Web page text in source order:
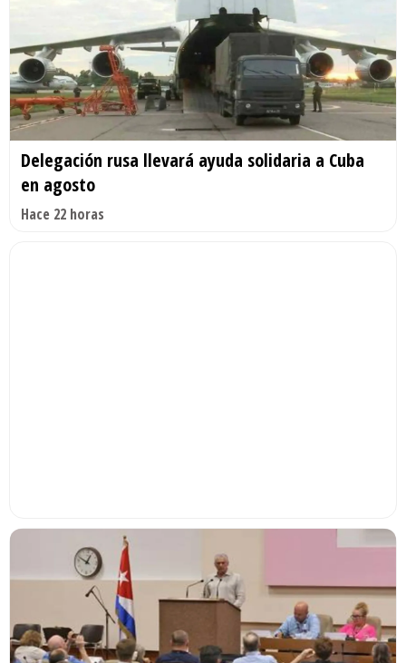
Delegación rusa llevará ayuda solidaria a Cuba
en agosto
Hace 22 horas